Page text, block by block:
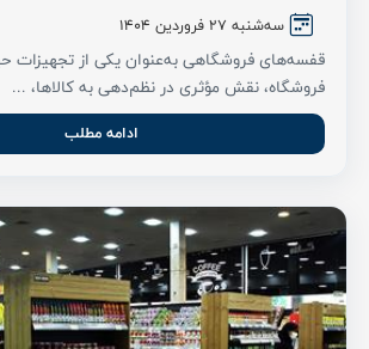
سه‌شنبه ۲7 فروردین ۱۴۰۴
قفسه‌های فروشگاهی به‌عنوان یکی از تجهیزات
فروشگاه، نقش مؤثری در نظم‌دهی به کالاها، ...
ادامه مطلب